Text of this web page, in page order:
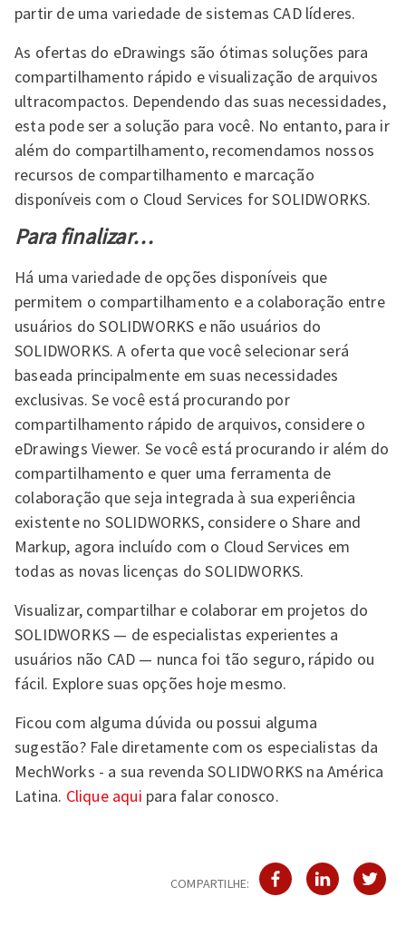
partir de uma variedade de sistemas CAD líderes.
As ofertas do eDrawings são ótimas soluções para
compartilhamento rápido e visualização de arquivos
ultracompactos. Dependendo das suas necessidades,
esta pode ser a solução para você. No entanto, para ir
além do compartilhamento, recomendamos nossos
recursos de compartilhamento e marcação
disponíveis com o Cloud Services for SOLIDWORKS.
Para finalizar…
Há uma variedade de opções disponíveis que
permitem o compartilhamento e a colaboração entre
usuários do SOLIDWORKS e não usuários do
SOLIDWORKS. A oferta que você selecionar será
baseada principalmente em suas necessidades
exclusivas. Se você está procurando por
compartilhamento rápido de arquivos, considere o
eDrawings Viewer. Se você está procurando ir além do
compartilhamento e quer uma ferramenta de
colaboração que seja integrada à sua experiência
existente no SOLIDWORKS, considere o Share and
Markup, agora incluído com o Cloud Services em
todas as novas licenças do SOLIDWORKS.
Visualizar, compartilhar e colaborar em projetos do
SOLIDWORKS — de especialistas experientes a
usuários não CAD — nunca foi tão seguro, rápido ou
fácil. Explore suas opções hoje mesmo.
Ficou com alguma dúvida ou possui alguma
sugestão? Fale diretamente com os especialistas da
MechWorks - a sua revenda SOLIDWORKS na América
Latina. Clique aqui para falar conosco.
COMPARTILHE: